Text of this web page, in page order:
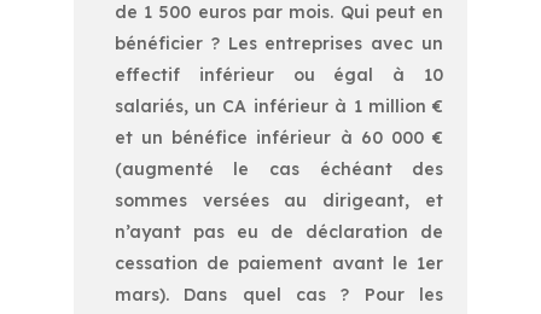
de 1 500 euros par mois. Qui peut en
bénéficier ? Les entreprises avec un
effectif inférieur ou égal à 10
salariés, un CA inférieur à 1 million €
et un bénéfice inférieur à 60 000 €
(augmenté le cas échéant des
sommes versées au dirigeant, et
n’ayant pas eu de déclaration de
cessation de paiement avant le 1er
mars). Dans quel cas ? Pour les